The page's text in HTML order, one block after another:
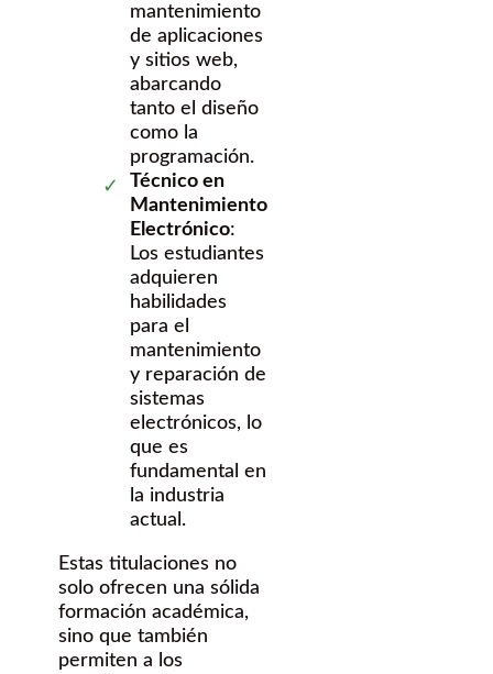
mantenimiento
de aplicaciones
y sitios web,
abarcando
tanto el diseño
como la
programación.
Técnico en
Mantenimiento
Electrónico:
Los estudiantes
adquieren
habilidades
para el
mantenimiento
y reparación de
sistemas
electrónicos, lo
que es
fundamental en
la industria
actual.
Estas titulaciones no
solo ofrecen una sólida
formación académica,
sino que también
permiten a los